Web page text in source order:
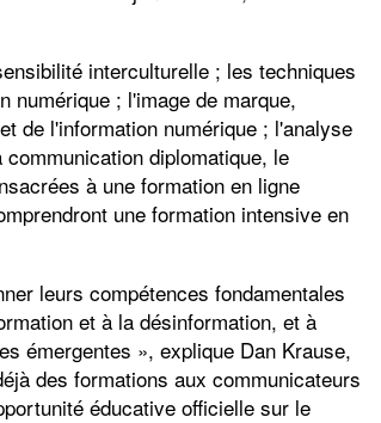
interculturelle ; les techniques
numérique ; l'image de marque,
de l'information numérique ; l'analyse
diplomatique, le
à une formation en ligne
une formation intensive en
leurs compétences fondamentales
et à la désinformation, et à
émergentes », explique Dan Krause,
des formations aux communicateurs
éducative officielle sur le